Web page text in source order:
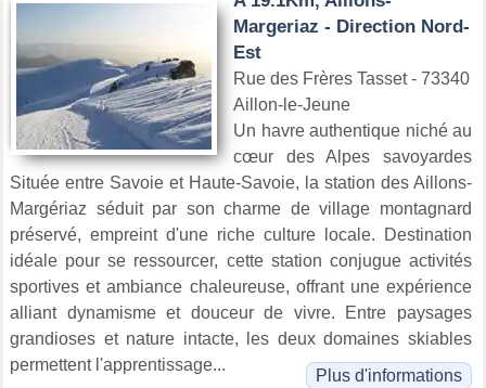
Margeriaz - Direction Nord-
Est
Rue des Frères Tasset - 73340
Aillon-le-Jeune
Un havre authentique niché au
cœur des Alpes savoyardes
Située entre Savoie et Haute-Savoie, la station des Aillons-
Margériaz séduit par son charme de village montagnard
préservé, empreint d'une riche culture locale. Destination
idéale pour se ressourcer, cette station conjugue activités
sportives et ambiance chaleureuse, offrant une expérience
alliant dynamisme et douceur de vivre. Entre paysages
grandioses et nature intacte, les deux domaines skiables
permettent l'apprentissage...
Plus d'informations